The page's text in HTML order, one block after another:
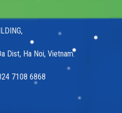
Dist, Ha Noi, Vietnam.
7108 6868